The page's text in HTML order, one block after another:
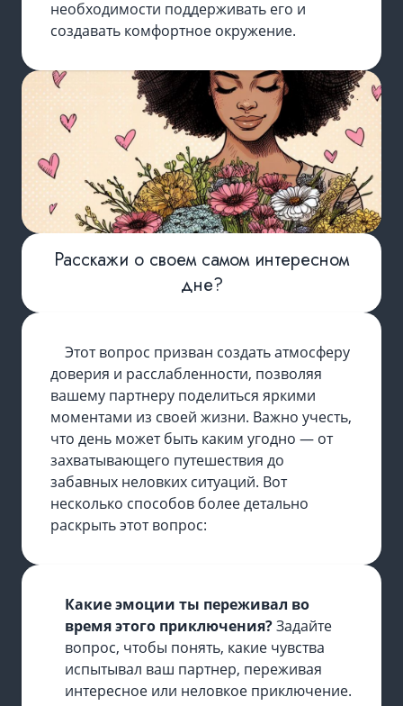
необходимости поддерживать его и
создавать комфортное окружение.
Расскажи о своем самом интересном
дне?
Этот вопрос призван создать атмосферу
доверия и расслабленности, позволяя
вашему партнеру поделиться яркими
моментами из своей жизни. Важно учесть,
что день может быть каким угодно — от
захватывающего путешествия до
забавных неловких ситуаций. Вот
несколько способов более детально
раскрыть этот вопрос:
Какие эмоции ты переживал во
время этого приключения?Задайте
вопрос, чтобы понять, какие чувства
испытывал ваш партнер, переживая
интересное или неловкое приключение.